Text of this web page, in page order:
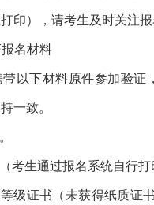
印），请考生及时关注报
名材料
带以下材料原件参加验证
一致。
考生通过报名系统自行打
级证书（未获得纸质证